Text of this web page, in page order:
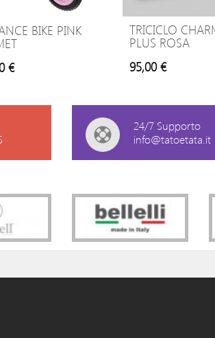
BIKE PINK
€
TRICICLO
PLUS ROSA
95,00 €
24/7 Supporto
info@tatoetata.it